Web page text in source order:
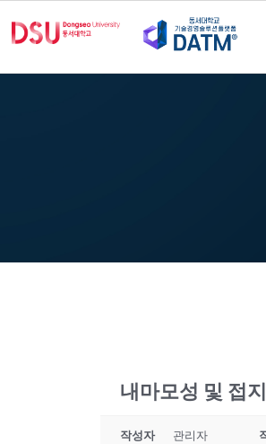
내마모성 및 접
작성자 관리자